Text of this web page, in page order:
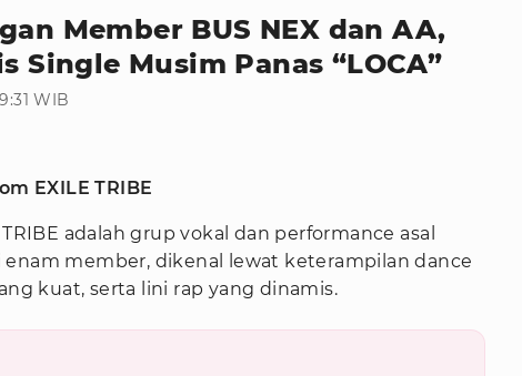
Member BUS NEX dan AA,
Single Musim Panas “LOCA”
WIB
EXILE TRIBE
TRIBE adalah grup vokal dan performance asal
member, dikenal lewat keterampilan dance
kuat, serta lini rap yang dinamis.